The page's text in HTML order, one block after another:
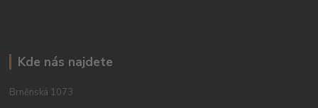
Kde nás najdete
Brněnská 1073